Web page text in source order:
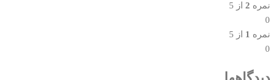
نمره 2 از 5
0
نمره 1 از 5
0